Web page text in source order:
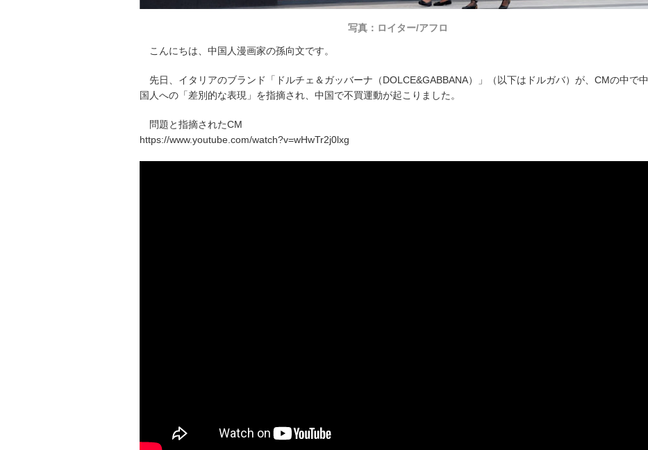
写真：ロイター/アフロ
こんにちは、中国人漫画家の孫向文です。
先日、イタリアのブランド「ドルチェ＆ガッバーナ（DOLCE&GABBANA）」（以下はドルガバ）が、CMの中で中
国人への「差別的な表現」を指摘され、中国で不買運動が起こりました。
問題と指摘されたCM
https://www.youtube.com/watch?v=wHwTr2j0lxg